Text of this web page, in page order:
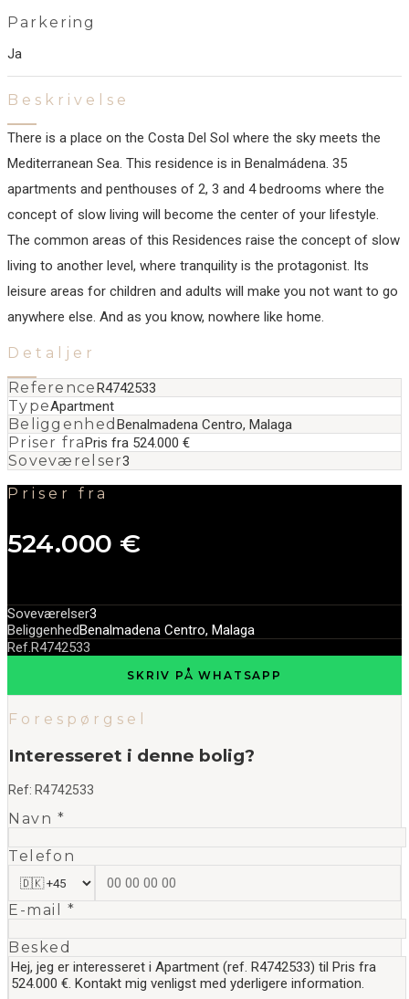
Parkering
Ja
Beskrivelse
There is a place on the Costa Del Sol where the sky meets the
Mediterranean Sea. This residence is in Benalmádena. 35
apartments and penthouses of 2, 3 and 4 bedrooms where the
concept of slow living will become the center of your lifestyle.
The common areas of this Residences raise the concept of slow
living to ‌another ‌level, ‌where ‌tranquility ‌is the ‌protagonist. ‌Its
leisure ‌areas for children ‌and ‌adults ‌will make ‌you ‌not ‌want to ‌go
anywhere else. And ‌as ‌you ‌know, ‌nowhere ‌like ‌home.
Detaljer
ReferenceR4742533
TypeApartment
BeliggenhedBenalmadena Centro, Malaga
Priser fraPris fra 524.000 €
Soveværelser3
Priser fra
524.000 €
Soveværelser3
BeliggenhedBenalmadena Centro, Malaga
Ref.R4742533
SKRIV PÅ WHATSAPP
Forespørgsel
Interesseret i denne bolig?
Ref: R4742533
Navn *
Telefon
E-mail *
Besked